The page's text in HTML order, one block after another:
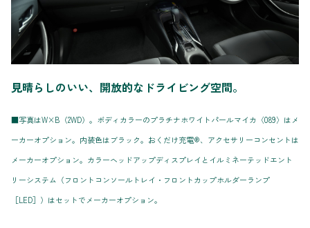
見晴らしのいい、開放的なドライビング空間。
■写真はW×B（2WD）。ボディカラーのプラチナホワイトパールマイカ〈089〉はメ
ーカーオプション。内装色はブラック。おくだけ充電®、アクセサリーコンセントは
メーカーオプション。カラーヘッドアップディスプレイとイルミネーテッドエント
リーシステム（フロントコンソールトレイ・フロントカップホルダーランプ
［LED］）はセットでメーカーオプション。